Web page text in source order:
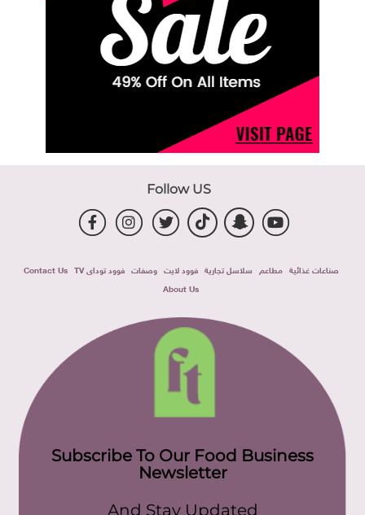
Follow US
صناعات غذائية مطاعم سلاسل تجارية فوود لايت وصفات فوود توداى TV
Contact Us
About Us
Subscribe To Our Food Business
Newsletter
And Stay Updated